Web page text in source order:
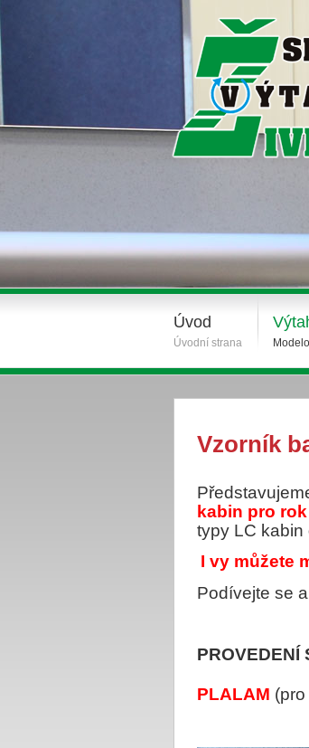
Úvod
Úvodní strana
Vzorník
kabin pro rok
typy LC kabin
I vy můžete
Podívejte se
PROVEDENÍ
PLALAM